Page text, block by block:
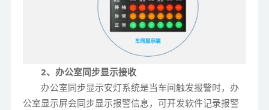
2、办公室同步显示接收
办公室同步显示安灯系统是当车间触发报警时，办
公室显示屏会同步显示报警信息，可开发软件记录报警